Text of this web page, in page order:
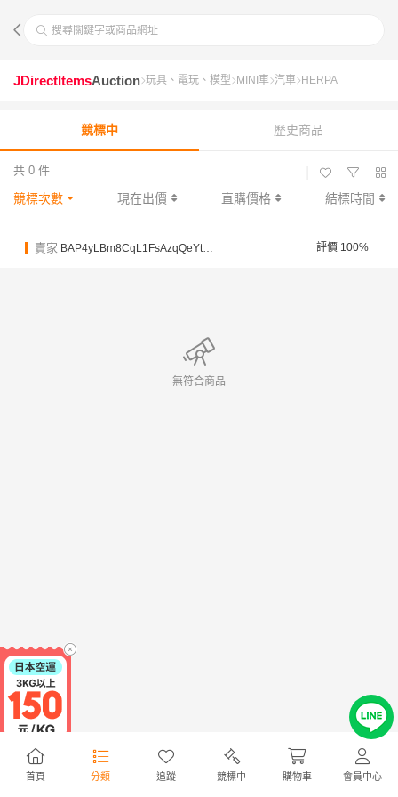
搜尋關鍵字或商品網址
首頁 分類 追蹤 競標中 購物車 會員中心
JDirectItemsAuction 玩具、電玩、模型 MINI車 汽車 HERPA
競標中 歷史商品
共 0 件
競標次數 現在出價 直購價格 結標時間
賣家 BAP4yLBm8CqL1FsAzqQeYtJFWzssw 評價 100%
無符合商品